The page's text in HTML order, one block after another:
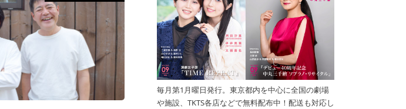
毎月第1月曜日発行。東京都内を中心に全国の劇場
や施設、TKTS各店などで無料配布中！配送も対応し